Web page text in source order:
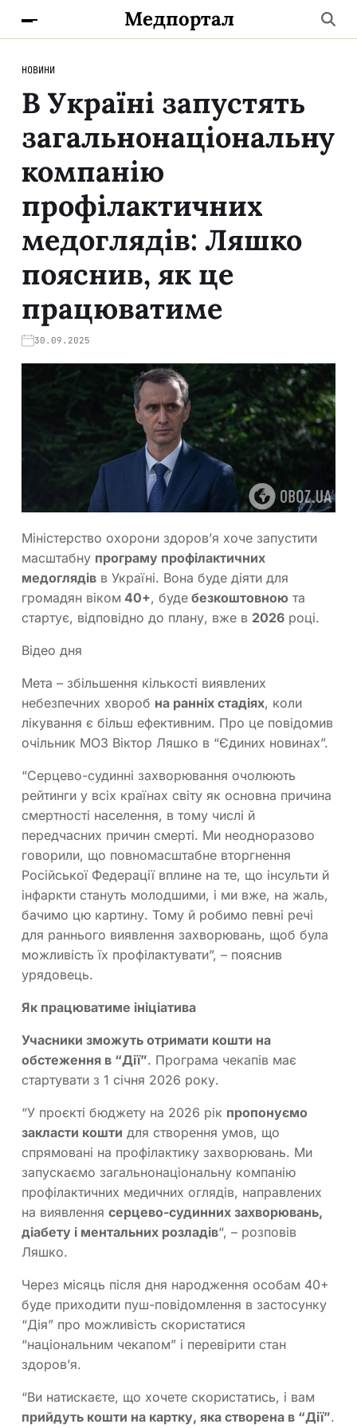
Медпортал
НОВИНИ
В Україні запустять
загальнонаціональну
компанію
профілактичних
медоглядів: Ляшко
пояснив, як це
працюватиме
30.09.2025
Міністерство охорони здоров’я хоче запустити
масштабну програму профілактичних
медоглядів в Україні. Вона буде діяти для
громадян віком 40+, буде безкоштовною та
стартує, відповідно до плану, вже в 2026 році.
Відео дня
Мета – збільшення кількості виявлених
небезпечних хвороб на ранніх стадіях, коли
лікування є більш ефективним. Про це повідомив
очільник МОЗ Віктор Ляшко в “Єдиних новинах”.
“Серцево-судинні захворювання очолюють
рейтинги у всіх країнах світу як основна причина
смертності населення, в тому числі й
передчасних причин смерті. Ми неодноразово
говорили, що повномасштабне вторгнення
Російської Федерації вплине на те, що інсульти й
інфаркти стануть молодшими, і ми вже, на жаль,
бачимо цю картину. Тому й робимо певні речі
для раннього виявлення захворювань, щоб була
можливість їх профілактувати”, – пояснив
урядовець.
Як працюватиме ініціатива
Учасники зможуть отримати кошти на
обстеження в “Дії”. Програма чекапів має
стартувати з 1 січня 2026 року.
“У проєкті бюджету на 2026 рік пропонуємо
закласти кошти для створення умов, що
спрямовані на профілактику захворювань. Ми
запускаємо загальнонаціональну компанію
профілактичних медичних оглядів, направлених
на виявлення серцево-судинних захворювань,
діабету і ментальних розладів“, – розповів
Ляшко.
Через місяць після дня народження особам 40+
буде приходити пуш-повідомлення в застосунку
“Дія” про можливість скористатися
“національним чекапом” і перевірити стан
здоров’я.
“Ви натискаєте, що хочете скористатись, і вам
прийдуть кошти на картку, яка створена в “Дії”.